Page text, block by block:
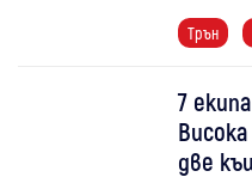
Трън
7
две